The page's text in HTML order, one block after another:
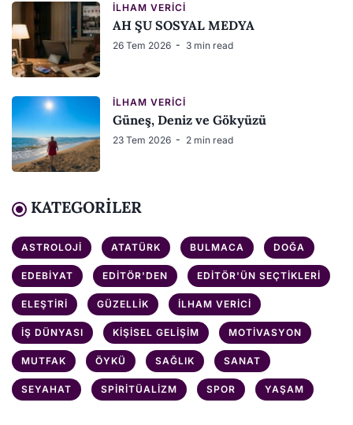
İLHAM VERICI
AH ŞU SOSYAL MEDYA
26 Tem 2026 3 min read
İLHAM VERICI
Güneş, Deniz ve Gökyüzü
23 Tem 2026 2 min read
KATEGORILER
ASTROLOJI ATATÜRK BULMACA DOĞA
EDEBIYAT EDITÖR'DEN EDITÖR'ÜN SEÇTIKLERI
ELEŞTIRI GÜZELLIK İLHAM VERICI
İŞ DÜNYASI KIŞISEL GELIŞIM MOTIVASYON
MUTFAK ÖYKÜ SAĞLIK SANAT
SEYAHAT SPIRITÜALIZM SPOR YAŞAM